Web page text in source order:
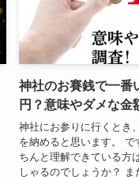
神社のお賽銭で一番
円？意味やダメな金
神社にお参りに行くとき
を納めると思います。 で
ちんと理解できている方
しゃるのでしょうか？